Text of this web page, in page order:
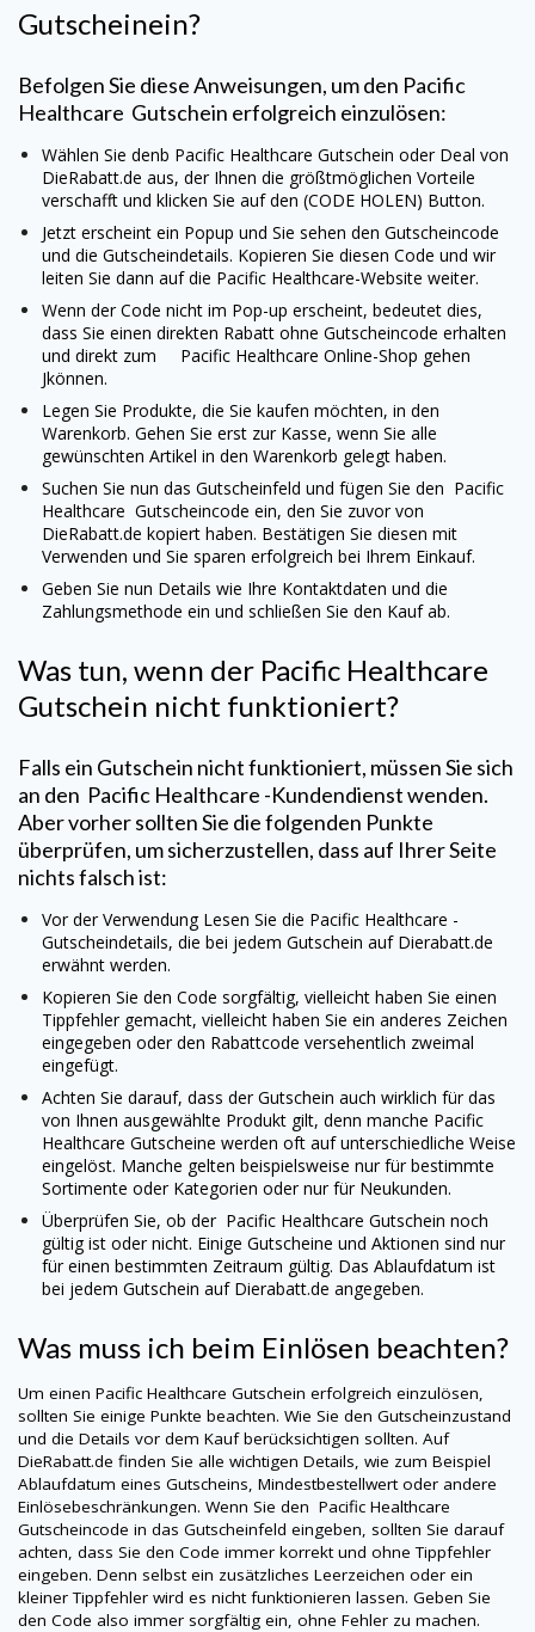
Gutscheinein?
Befolgen Sie diese Anweisungen, um den Pacific
Healthcare Gutschein erfolgreich einzulösen:
Wählen Sie denb Pacific Healthcare Gutschein oder Deal von
DieRabatt.de aus, der Ihnen die größtmöglichen Vorteile
verschafft und klicken Sie auf den (CODE HOLEN) Button.
Jetzt erscheint ein Popup und Sie sehen den Gutscheincode
und die Gutscheindetails. Kopieren Sie diesen Code und wir
leiten Sie dann auf die Pacific Healthcare-Website weiter.
Wenn der Code nicht im Pop-up erscheint, bedeutet dies,
dass Sie einen direkten Rabatt ohne Gutscheincode erhalten
und direkt zum
Pacific Healthcare Online-Shop gehen
Jkönnen.
Legen Sie Produkte, die Sie kaufen möchten, in den
Warenkorb. Gehen Sie erst zur Kasse, wenn Sie alle
gewünschten Artikel in den Warenkorb gelegt haben.
Suchen Sie nun das Gutscheinfeld und fügen Sie den Pacific
Healthcare Gutscheincode ein, den Sie zuvor von
DieRabatt.de kopiert haben. Bestätigen Sie diesen mit
Verwenden und Sie sparen erfolgreich bei Ihrem Einkauf.
Geben Sie nun Details wie Ihre Kontaktdaten und die
Zahlungsmethode ein und schließen Sie den Kauf ab.
Was tun, wenn der Pacific Healthcare
Gutschein nicht funktioniert?
Falls ein Gutschein nicht funktioniert, müssen Sie sich
an den Pacific Healthcare -Kundendienst wenden.
Aber vorher sollten Sie die folgenden Punkte
überprüfen, um sicherzustellen, dass auf Ihrer Seite
nichts falsch ist:
Vor der Verwendung Lesen Sie die Pacific Healthcare -
Gutscheindetails, die bei jedem Gutschein auf Dierabatt.de
erwähnt werden.
Kopieren Sie den Code sorgfältig, vielleicht haben Sie einen
Tippfehler gemacht, vielleicht haben Sie ein anderes Zeichen
eingegeben oder den Rabattcode versehentlich zweimal
eingefügt.
Achten Sie darauf, dass der Gutschein auch wirklich für das
von Ihnen ausgewählte Produkt gilt, denn manche Pacific
Healthcare Gutscheine werden oft auf unterschiedliche Weise
eingelöst. Manche gelten beispielsweise nur für bestimmte
Sortimente oder Kategorien oder nur für Neukunden.
Überprüfen Sie, ob der Pacific Healthcare Gutschein noch
gültig ist oder nicht. Einige Gutscheine und Aktionen sind nur
für einen bestimmten Zeitraum gültig. Das Ablaufdatum ist
bei jedem Gutschein auf Dierabatt.de angegeben.
Was muss ich beim Einlösen beachten?
Um einen Pacific Healthcare Gutschein erfolgreich einzulösen,
sollten Sie einige Punkte beachten. Wie Sie den Gutscheinzustand
und die Details vor dem Kauf berücksichtigen sollten. Auf
DieRabatt.de finden Sie alle wichtigen Details, wie zum Beispiel
Ablaufdatum eines Gutscheins, Mindestbestellwert oder andere
Einlösebeschränkungen. Wenn Sie den Pacific Healthcare
Gutscheincode in das Gutscheinfeld eingeben, sollten Sie darauf
achten, dass Sie den Code immer korrekt und ohne Tippfehler
eingeben. Denn selbst ein zusätzliches Leerzeichen oder ein
kleiner Tippfehler wird es nicht funktionieren lassen. Geben Sie
den Code also immer sorgfältig ein, ohne Fehler zu machen.